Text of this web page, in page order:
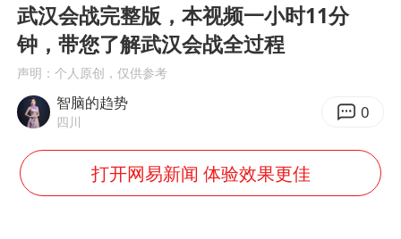
武汉会战完整版，本视频一小时11分
钟，带您了解武汉会战全过程
声明：个人原创，仅供参考
智脑的趋势
四川 0
打开网易新闻 体验效果更佳